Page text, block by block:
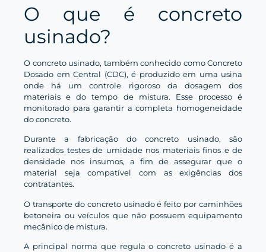
O que é concreto
usinado?
O concreto usinado, também conhecido como Concreto
Dosado em Central (CDC), é produzido em uma usina
onde há um controle rigoroso da dosagem dos
materiais e do tempo de mistura. Esse processo é
monitorado para garantir a completa homogeneidade
do concreto.
Durante a fabricação do concreto usinado, são
realizados testes de umidade nos materiais finos e de
densidade nos insumos, a fim de assegurar que o
material seja compatível com as exigências dos
contratantes.
O transporte do concreto usinado é feito por caminhões
betoneira ou veículos que não possuem equipamento
mecânico de mistura.
A principal norma que regula o concreto usinado é a